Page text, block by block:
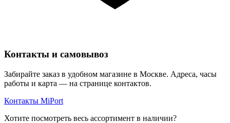
Контакты и самовывоз
Забирайте заказ в удобном магазине в Москве. Адреса, часы
работы и карта — на странице контактов.
Контакты MiPort
Хотите посмотреть весь ассортимент в наличии?